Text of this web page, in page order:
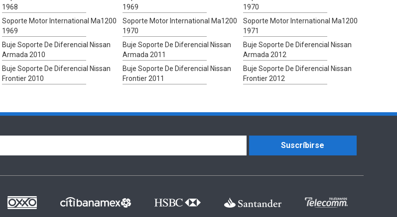
1968
1969
1970
Soporte Motor International Ma1200
1969
Soporte Motor International Ma1200
1970
Soporte Motor International Ma1200
1971
Buje Soporte De Diferencial Nissan
Armada 2010
Buje Soporte De Diferencial Nissan
Armada 2011
Buje Soporte De Diferencial Nissan
Armada 2012
Buje Soporte De Diferencial Nissan
Frontier 2010
Buje Soporte De Diferencial Nissan
Frontier 2011
Buje Soporte De Diferencial Nissan
Frontier 2012
Suscríbirse